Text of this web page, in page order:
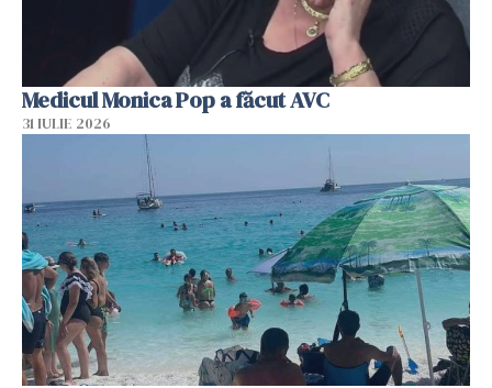
Medicul Monica Pop a făcut AVC
31 IULIE 2026